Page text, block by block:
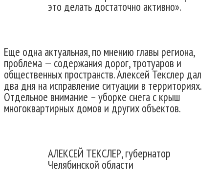
это делать достаточно активно».
Еще одна актуальная, по мнению главы региона,
проблема — содержания дорог, тротуаров и
общественных пространств. Алексей Текслер дал
два дня на исправление ситуации в территориях.
Отдельное внимание – уборке снега с крыш
многоквартирных домов и других объектов.
АЛЕКСЕЙ ТЕКСЛЕР, губернатор
Челябинской области